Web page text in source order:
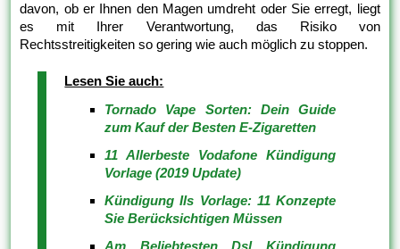
davon, ob er Ihnen den Magen umdreht oder Sie erregt, liegt
es mit Ihrer Verantwortung, das Risiko von
Rechtsstreitigkeiten so gering wie auch möglich zu stoppen.
Lesen Sie auch:
Tornado Vape Sorten: Dein Guide
zum Kauf der Besten E-Zigaretten
11 Allerbeste Vodafone Kündigung
Vorlage (2019 Update)
Kündigung Ils Vorlage: 11 Konzepte
Sie Berücksichtigen Müssen
Am Beliebtesten Dsl Kündigung